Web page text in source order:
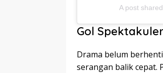
A post
Gol
Drama belum
serangan balik cepat.